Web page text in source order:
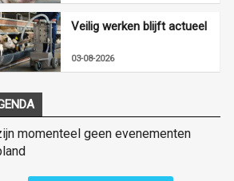
Veilig werken blijft actueel
03-08-2026
momenteel geen evenementen